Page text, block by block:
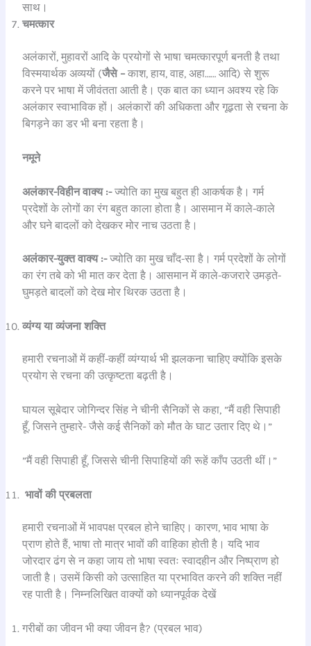
साथ।
चमत्कार
अलंकारों, मुहावरों आदि के प्रयोगों से भाषा चमत्कारपूर्ण बनती है तथा
विस्मयार्थक अव्ययों (जैसे – काश, हाय, वाह, अहा…… आदि) से शुरू
करने पर भाषा में जीवंतता आती है। एक बात का ध्यान अवश्य रहे कि
अलंकार स्वाभाविक हों। अलंकारों की अधिकता और गूढ़ता से रचना के
बिगड़ने का डर भी बना रहता है।
नमूने
अलंकार-विहीन वाक्य :-ज्योति का मुख बहुत ही आकर्षक है। गर्म
प्रदेशों के लोगों का रंग बहुत काला होता है। आसमान में काले-काले
और घने बादलों को देखकर मोर नाच उठता है।
अलंकार-युक्त वाक्य :-ज्योति का मुख चाँद-सा है। गर्म प्रदेशों के लोगों
का रंग तबे को भी मात कर देता है। आसमान में काले-कजरारे उमड़ते-
घुमड़ते बादलों को देख मोर थिरक उठता है।
व्यंग्य या व्यंजना शक्ति
हमारी रचनाओं में कहीं-कहीं व्यंग्यार्थ भी झलकना चाहिए क्योंकि इसके
प्रयोग से रचना की उत्कृष्टता बढ़ती है।
घायल सूबेदार जोगिन्दर सिंह ने चीनी सैनिकों से कहा, ”मैं वही सिपाही
हूँ, जिसने तुम्हारे- जैसे कई सैनिकों को मौत के घाट उतार दिए थे।”
”मैं वही सिपाही हूँ, जिससे चीनी सिपाहियों की रूहें काँप उठती थीं।”
भावों की प्रबलता
हमारी रचनाओं में भावपक्ष प्रबल होने चाहिए। कारण, भाव भाषा के
प्राण होते हैं, भाषा तो मात्र भावों की वाहिका होती है। यदि भाव
जोरदार ढंग से न कहा जाय तो भाषा स्वतः स्वादहीन और निष्प्राण हो
जाती है। उसमें किसी को उत्साहित या प्रभावित करने की शक्ति नहीं
रह पाती है। निम्नलिखित वाक्यों को ध्यानपूर्वक देखें
गरीबों का जीवन भी क्या जीवन है? (प्रबल भाव)